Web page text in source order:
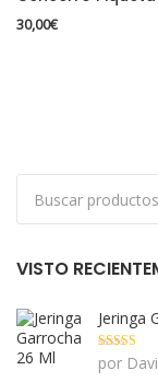
30,00€
VISTO
Jeringa
Valorado
5 de 5
por